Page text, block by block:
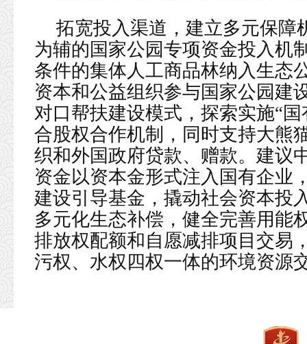
拓宽投入渠道，建立多元保障
为辅的国家公园专项资金投入机
条件的集体人工商品林纳入生态
资本和公益组织参与国家公园建
对口帮扶建设模式，探索实施“
合股权合作机制，同时支持大熊
织和外国政府贷款、赠款。建议
资金以资本金形式注入国有企业
建设引导基金，撬动社会资本投
多元化生态补偿，健全完善用能
排放权配额和自愿减排项目交易
污权、水权四权一体的环境资源